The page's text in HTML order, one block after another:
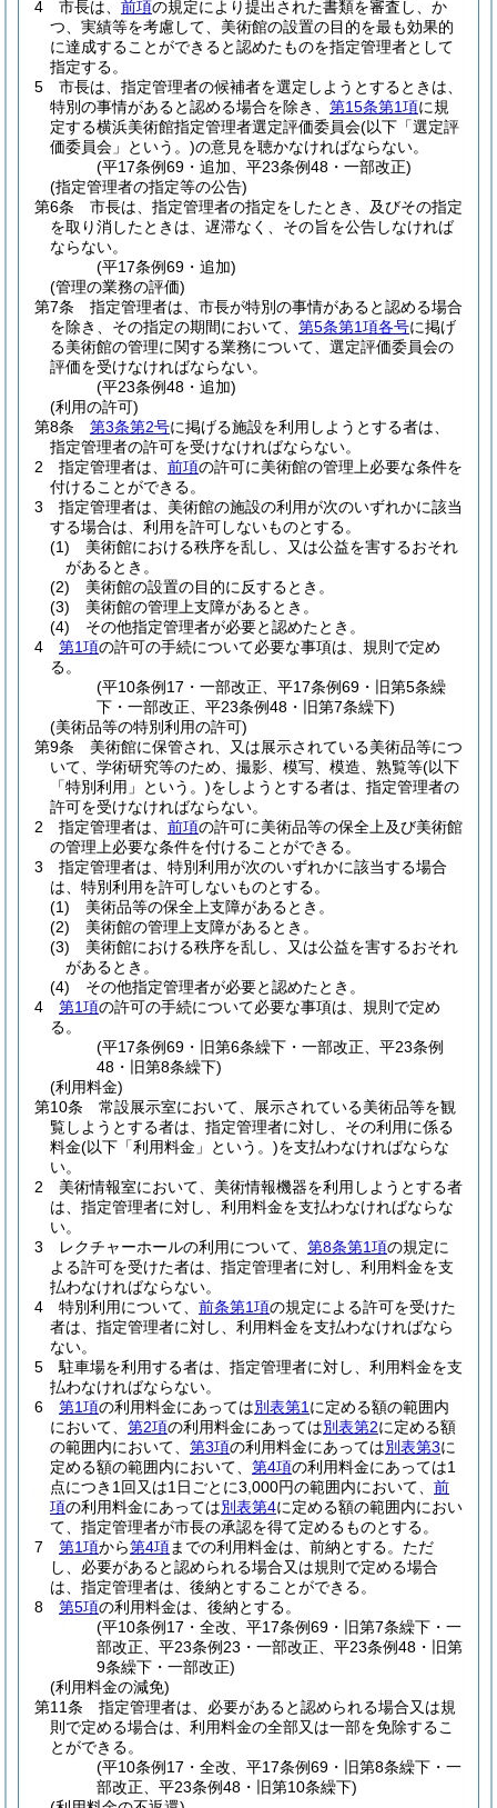
4
市長は、 前項の規定により提出された書類を審査し、か
つ、実績等を考慮して、美術館の設置の目的を最も効果的
に達成することができると認めたものを指定管理者として
指定する。
5
市長は、指定管理者の候補者を選定しようとするときは、
特別の事情があると認める場合を除き、 第15条第1項に規
定する横浜美術館指定管理者選定評価委員会(以下「選定評
価委員会」という。)の意見を聴かなければならない。
(平17条例69・追加、平23条例48・一部改正)
(指定管理者の指定等の公告)
第6条
市長は、指定管理者の指定をしたとき、及びその指定
を取り消したときは、遅滞なく、その旨を公告しなければ
ならない。
(平17条例69・追加)
(管理の業務の評価)
第7条
指定管理者は、市長が特別の事情があると認める場合
を除き、その指定の期間において、 第5条第1項各号に掲げ
る美術館の管理に関する業務について、選定評価委員会の
評価を受けなければならない。
(平23条例48・追加)
(利用の許可)
第8条
第3条第2号に掲げる施設を利用しようとする者は、
指定管理者の許可を受けなければならない。
2
指定管理者は、 前項の許可に美術館の管理上必要な条件を
付けることができる。
3
指定管理者は、美術館の施設の利用が次のいずれかに該当
する場合は、利用を許可しないものとする。
(1)
美術館における秩序を乱し、又は公益を害するおそれ
があるとき。
(2)
美術館の設置の目的に反するとき。
(3)
美術館の管理上支障があるとき。
(4)
その他指定管理者が必要と認めたとき。
4
第1項の許可の手続について必要な事項は、規則で定め
る。
(平10条例17・一部改正、平17条例69・旧第5条繰
下・一部改正、平23条例48・旧第7条繰下)
(美術品等の特別利用の許可)
第9条
美術館に保管され、又は展示されている美術品等につ
いて、学術研究等のため、撮影、模写、模造、熟覧等(以下
「特別利用」という。)をしようとする者は、指定管理者の
許可を受けなければならない。
2
指定管理者は、 前項の許可に美術品等の保全上及び美術館
の管理上必要な条件を付けることができる。
3
指定管理者は、特別利用が次のいずれかに該当する場合
は、特別利用を許可しないものとする。
(1)
美術品等の保全上支障があるとき。
(2)
美術館の管理上支障があるとき。
(3)
美術館における秩序を乱し、又は公益を害するおそれ
があるとき。
(4)
その他指定管理者が必要と認めたとき。
4
第1項の許可の手続について必要な事項は、規則で定め
る。
(平17条例69・旧第6条繰下・一部改正、平23条例
48・旧第8条繰下)
(利用料金)
第10条
常設展示室において、展示されている美術品等を観
覧しようとする者は、指定管理者に対し、その利用に係る
料金(以下「利用料金」という。)を支払わなければならな
い。
2
美術情報室において、美術情報機器を利用しようとする者
は、指定管理者に対し、利用料金を支払わなければならな
い。
3
レクチャーホールの利用について、 第8条第1項の規定に
よる許可を受けた者は、指定管理者に対し、利用料金を支
払わなければならない。
4
特別利用について、 前条第1項の規定による許可を受けた
者は、指定管理者に対し、利用料金を支払わなければなら
ない。
5
駐車場を利用する者は、指定管理者に対し、利用料金を支
払わなければならない。
6
第1項の利用料金にあっては別表第1 に定める額の範囲内
において、 第2項の利用料金にあっては別表第2に定める額
の範囲内において、 第3項の利用料金にあっては別表第3に
定める額の範囲内において、 第4項の利用料金にあっては1
点につき1回又は1日ごとに3,000円の範囲内において、 前
項の利用料金にあっては別表第4に定める額の範囲内におい
て、指定管理者が市長の承認を得て定めるものとする。
7
第1項から第4項までの利用料金は、前納とする。 ただ
し、必要があると認められる場合又は規則で定める場合
は、指定管理者は、後納とすることができる。
8
第5項の利用料金は、後納とする。
(平10条例17・全改、平17条例69・旧第7条繰下・一
部改正、平23条例23・一部改正、平23条例48・旧第
9条繰下・一部改正)
(利用料金の減免)
第11条
指定管理者は、必要があると認められる場合又は規
則で定める場合は、利用料金の全部又は一部を免除するこ
とができる。
(平10条例17・全改、平17条例69・旧第8条繰下・一
部改正、平23条例48・旧第10条繰下)